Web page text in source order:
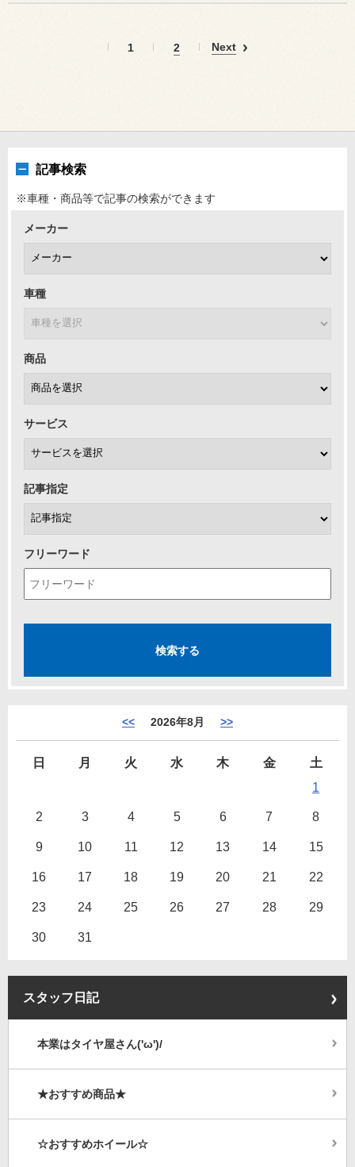
1 2 Next
記事検索
※車種・商品等で記事の検索ができます
メーカー
車種
商品
サービス
記事指定
フリーワード
<< 2026年8月 >>
日 月 火 水 木 金
土
1
2 3 4 5 6 7 8
9 10 11 12 13 14 15
16 17 18 19 20 21 22
23 24 25 26 27 28 29
30 31
スタッフ日記
本業はタイヤ屋さん('ω')/
★おすすめ商品★
☆おすすめホイール☆